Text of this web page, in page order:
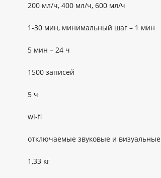
200 мл/ч, 400 мл/ч, 600 мл/ч
1-30 мин, минимальный шаг – 1 мин
5 мин – 24 ч
1500 записей
5 ч
wi-fi
отключаемые звуковые и визуальные
1,33 кг